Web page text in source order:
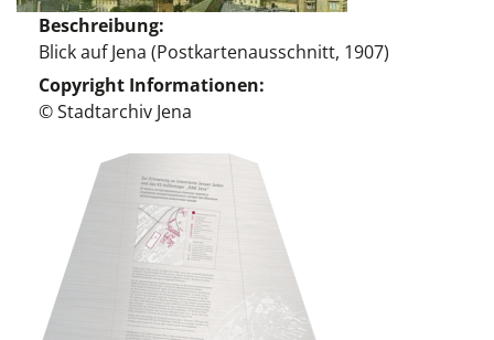
Beschreibung
Blick auf Jena (Postkartenausschnitt, 1907)
Copyright Informationen
© Stadtarchiv Jena